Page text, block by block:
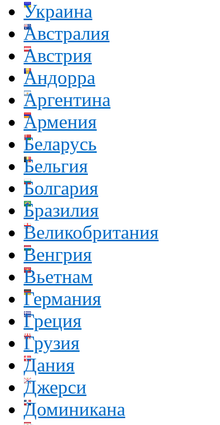
Украина
Австралия
Австрия
Андорра
Аргентина
Армения
Беларусь
Бельгия
Болгария
Бразилия
Великобритания
Венгрия
Вьетнам
Германия
Греция
Грузия
Дания
Джерси
Доминикана